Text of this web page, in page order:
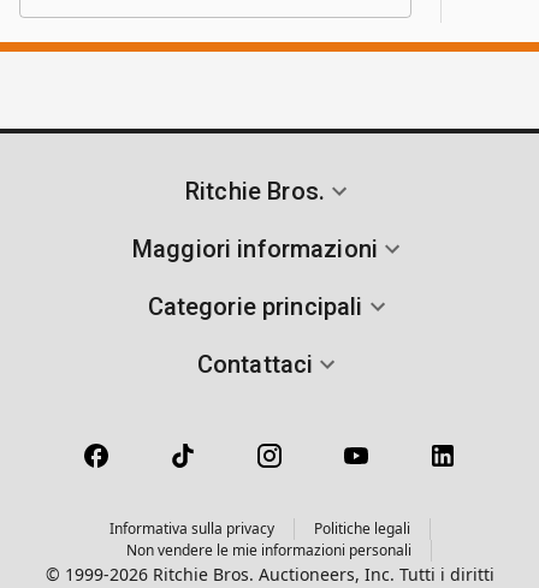
Ritchie Bros.
Maggiori informazioni
Categorie principali
Contattaci
Informativa sulla privacy
Politiche legali
Non vendere le mie informazioni personali
© 1999-2026 Ritchie Bros. Auctioneers, Inc. Tutti i diritti